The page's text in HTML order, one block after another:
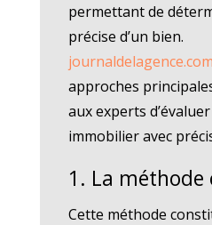
permettant de
précise d’un bien.
journaldelagence.com
approches
aux experts
immobilier avec
1. La
Cette méthode